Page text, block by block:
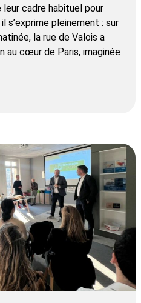
cadre habituel pour
s’exprime pleinement : sur
la rue de Valois a
au cœur de Paris, imaginée